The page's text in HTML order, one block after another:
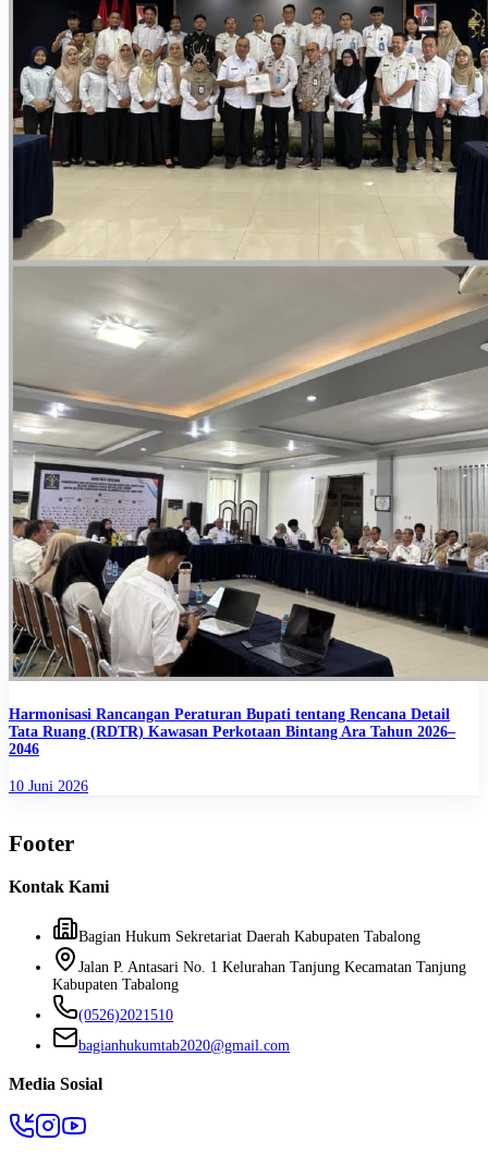
Harmonisasi Rancangan Peraturan Bupati tentang Rencana Detail
Tata Ruang (RDTR) Kawasan Perkotaan Bintang Ara Tahun 2026–
2046
10 Juni 2026
Footer
Kontak Kami
Bagian Hukum Sekretariat Daerah Kabupaten Tabalong
Jalan P. Antasari No. 1 Kelurahan Tanjung Kecamatan Tanjung
Kabupaten Tabalong
(0526)2021510
bagianhukumtab2020@gmail.com
Media Sosial